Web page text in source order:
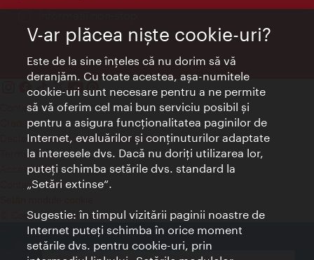
Contact
Credits
Declaraţie privind protecţia datelor
Terms of Use
Accesibilitate
Contact presa
© Copyright Wien Tourismus
V-ar plăcea nişte cookie-uri?
Este de la sine înţeles că nu dorim să vă
deranjăm. Cu toate acestea, aşa-numitele
cookie-uri sunt necesare pentru a ne permite
să vă oferim cel mai bun serviciu posibil şi
pentru a asigura funcţionalitatea paginilor de
Internet, evaluărilor şi conţinuturilor adaptate
la interesele dvs. Dacă nu doriţi utilizarea lor,
puteţi schimba setările dvs. standard la
„Setări extinse“.
Sugestie: în timpul vizitării paginii noastre de
Internet puteţi schimba în orice moment
setările dvs. pentru cookie-uri, prin